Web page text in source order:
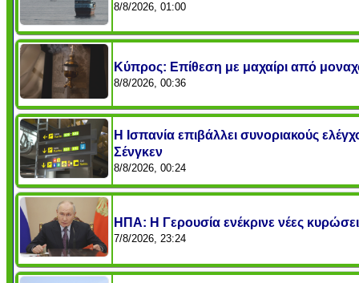
8/8/2026, 01:00
Κύπρος: Επίθεση με μαχαίρι από
8/8/2026, 00:36
Η Ισπανία επιβάλλει συνοριακούς
Σένγκεν
8/8/2026, 00:24
ΗΠΑ: Η Γερουσία ενέκρινε νέες
7/8/2026, 23:24